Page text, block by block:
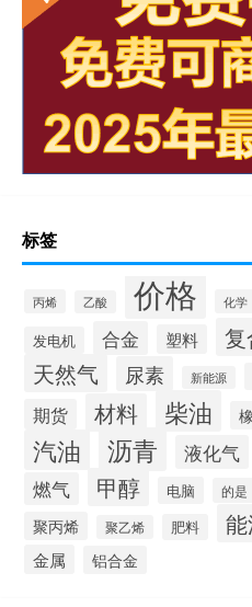
标签
丙烯 乙酸 价格 化学
发电机 合金 塑料
天然气 尿素 新能源
期货 材料 柴油
汽油 沥青 液化气
燃气 甲醇 电脑 的是
聚丙烯 聚乙烯 肥料
金属 铝合金